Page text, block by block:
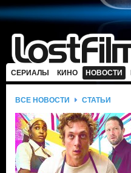
СЕРИАЛЫ КИНО НОВОСТИ
ВСЕ НОВОСТИ СТАТЬИ